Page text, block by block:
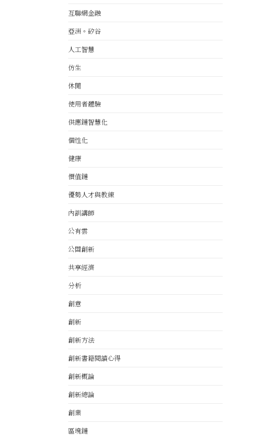
互聯網金融
亞洲。矽谷
人工智慧
仿生
休閒
使用者體驗
供應鏈智慧化
個性化
健康
價值鏈
優勢人才與教練
內訓講師
公有雲
公關創新
共享經濟
分析
創意
創新
創新方法
創新書籍閱讀心得
創新概論
創新總論
創業
區塊鏈